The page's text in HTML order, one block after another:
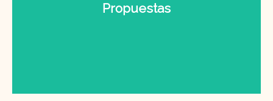
Propuestas